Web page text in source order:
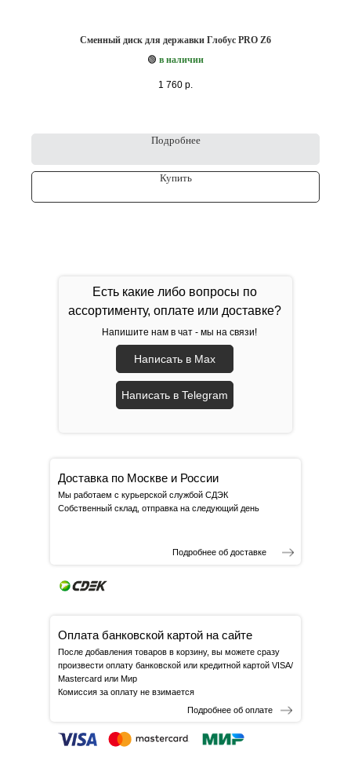
Сменный диск для державки Глобус PRO Z6
🟢 в наличии
1 760 р.
Подробнее
Купить
Есть какие либо вопросы по
ассортименту, оплате или доставке?
Напишите нам в чат - мы на связи!
Написать в Max
Написать в Telegram
Доставка по Москве и России
Мы работаем с курьерской службой СДЭК
Собственный склад, отправка на следующий день
Подробнее об доставке
Оплата банковской картой на сайте
После добавления товаров в корзину, вы можете сразу
произвести оплату банковской или кредитной картой VISA/
Mastercard или Мир
Комиссия за оплату не взимается
Подробнее об оплате